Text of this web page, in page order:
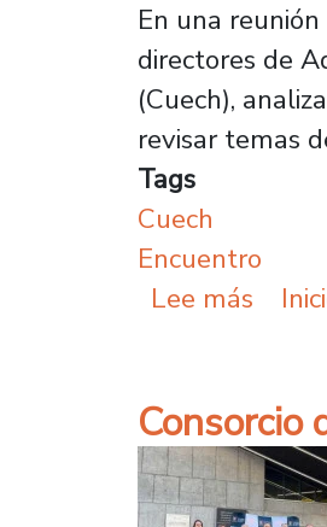
En una
directores de
(Cuech),
revisar temas
Tags
Cuech
Encuentro
Lee más
Consorcio